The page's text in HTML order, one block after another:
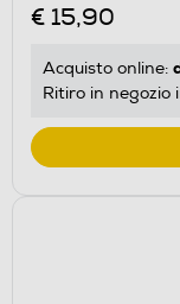
€ 15,90
Acquisto online:
Ritiro in